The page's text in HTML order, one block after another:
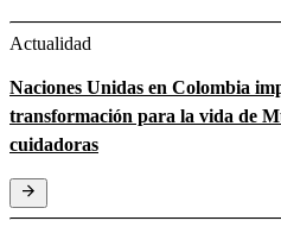
Actualidad
Naciones Unidas en Colombia
transformación para la vida de
cuidadoras